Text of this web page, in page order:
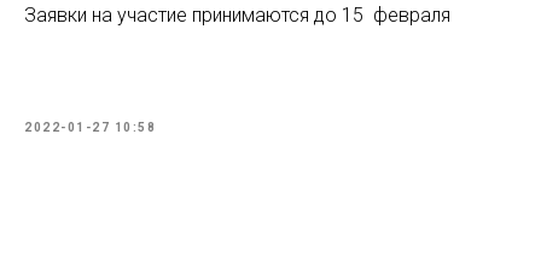
Заявки на участие принимаются до 15 февраля
2022-01-27 10:58